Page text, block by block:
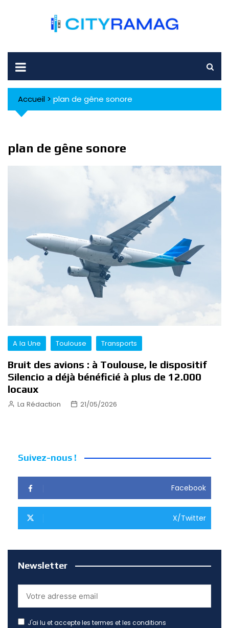
Accueil > plan de gêne sonore
plan de gêne sonore
A la Une Toulouse Transports
Bruit des avions : à Toulouse, le dispositif
Silencio a déjà bénéficié à plus de 12.000
locaux
La Rédaction 21/05/2026
Suivez-nous !
Facebook
X/Twitter
Newsletter
J'ai lu et accepte les termes et les conditions